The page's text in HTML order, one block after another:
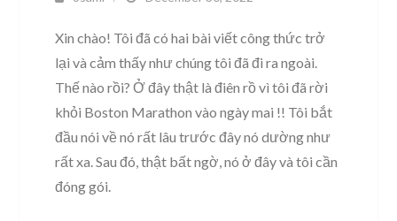
Xin chào! Tôi đã có hai bài viết công thức trở
lại và cảm thấy như chúng tôi đã đi ra ngoài.
Thế nào rồi? Ở đây thật là điên rồ vì tôi đã rời
khỏi Boston Marathon vào ngày mai !! Tôi bắt
đầu nói về nó rất lâu trước đây nó dường như
rất xa. Sau đó, thật bất ngờ, nó ở đây và tôi cần
đóng gói.